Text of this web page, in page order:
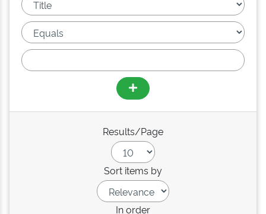
Results/Page
Sort items by
In order